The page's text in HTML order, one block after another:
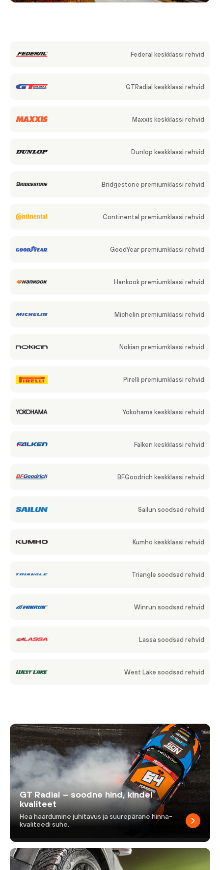
Federal keskklassi rehvid
GTRadial keskklassi rehvid
Maxxis keskklassi rehvid
Dunlop keskklassi rehvid
Bridgestone premiumklassi rehvid
Continental premiumklassi rehvid
GoodYear premiumklassi rehvid
Hankook premiumklassi rehvid
Michelin premiumklassi rehvid
Nokian premiumklassi rehvid
Pirelli premiumklassi rehvid
Yokohama keskklassi rehvid
Falken keskklassi rehvid
BFGoodrich keskklassi rehvid
Sailun soodsad rehvid
Kumho keskklassi rehvid
Triangle soodsad rehvid
Winrun soodsad rehvid
Lassa soodsad rehvid
West Lake soodsad rehvid
GT Radial – soodne hind, kindel
kvaliteet
Hea haardumine juhitavus ja suurepärane hinna-
kvaliteedi suhe.